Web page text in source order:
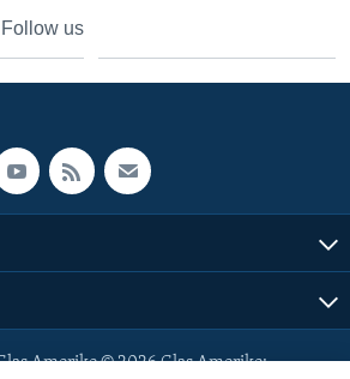
Follow us
Amerike © 2026 Glas Amerike: